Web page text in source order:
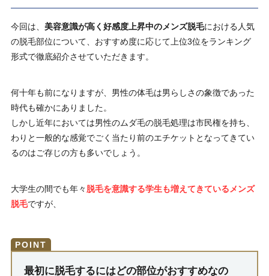
今回は、 美容意識が高く好感度上昇中のメンズ脱毛における人気
の脱毛部位について、おすすめ度に応じて上位3位をランキング
形式で徹底紹介させていただきます。
何十年も前になりますが、男性の体毛は男らしさの象徴であった
時代も確かにありました。
しかし近年においては男性のムダ毛の脱毛処理は市民権を持ち、
わりと一般的な感覚でごく当たり前のエチケットとなってきてい
るのはご存じの方も多いでしょう。
大学生の間でも年々 脱毛を意識する学生も増えてきているメンズ
脱毛ですが、
最初に脱毛するにはどの部位がおすすめなの